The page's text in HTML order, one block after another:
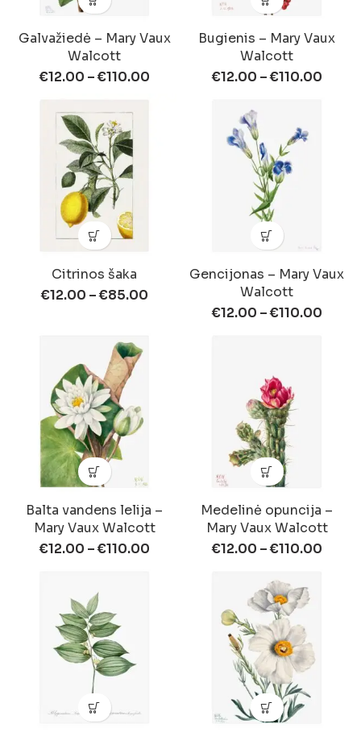
Galvažiedė – Mary Vaux
Walcott
€12.00 –€110.00
Bugienis – Mary Vaux
Walcott
€12.00 –€110.00
Citrinos šaka
€12.00 –€85.00
Gencijonas – Mary Vaux
Walcott
€12.00 –€110.00
Balta vandens lelija –
Mary Vaux Walcott
€12.00 –€110.00
Medelinė opuncija –
Mary Vaux Walcott
€12.00 –€110.00